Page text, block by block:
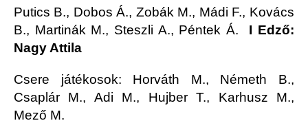
Putics B., Dobos Á., Zobák M., Mádi F., Kovács
B., Martinák M., Steszli A., Péntek Á. I Edző:
Nagy Attila
Csere játékosok: Horváth M., Németh B.,
Csaplár M., Adi M., Hujber T., Karhusz M.,
Mező M.